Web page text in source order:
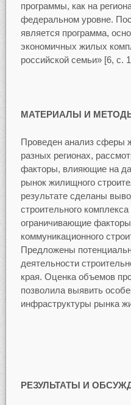
программы, как на
федеральном уровне.
является программа,
экономичных жилых
российской семьи» [6, c.
МАТЕРИАЛЫ И
Проведен анализ сферы
разных регионах,
факторы, влияющие на
рынок жилищного
результате сделаны
строительного
ограничивающие
коммуникационного
Предложены
деятельности
края. Оценка объемов
позволила выявить
инфраструктуры рынка
РЕЗУЛЬТАТЫ И